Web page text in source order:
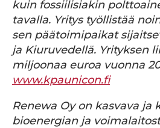
kuin fossiilisiakin
tavalla. Yritys työllistää
sen päätoimipaikat
ja Kiuruvedellä. Yrityksen
miljoonaa euroa vuonna
www.kpaunicon.fi
Renewa Oy on kasvava ja
bioenergian ja